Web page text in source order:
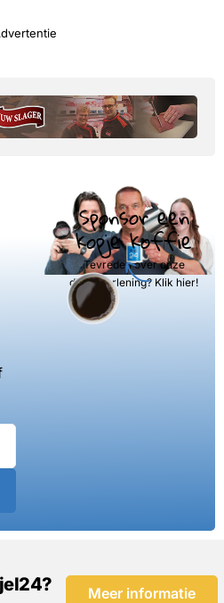
Sponsor een
kopje koffie
Tevreden over onze
dienstverlening? Klik hier!
Meer informatie